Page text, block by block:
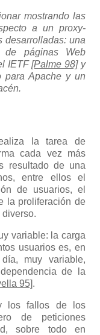
mostrando las
a un proxy-
desarrolladas: una
de páginas Web
IETF[Palme 98]y
para Apache y un
la tarea de
cada vez más
resultado de una
entre ellos el
de usuarios, el
la proliferación de
variable: la carga
usuarios es, en
muy variable,
de la
95].
los fallos de los
de peticiones
sobre todo en